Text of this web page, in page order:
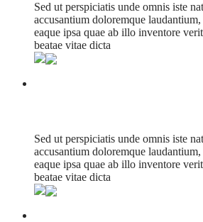
Sed ut perspiciatis unde omnis iste
accusantium doloremque
eaque ipsa quae ab illo inventore
beatae vitae dicta
Sed ut perspiciatis unde omnis iste
accusantium doloremque
eaque ipsa quae ab illo inventore
beatae vitae dicta